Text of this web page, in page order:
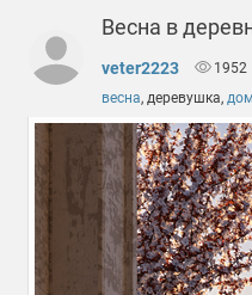
Весна в
veter2223 1952
весна, деревушка,